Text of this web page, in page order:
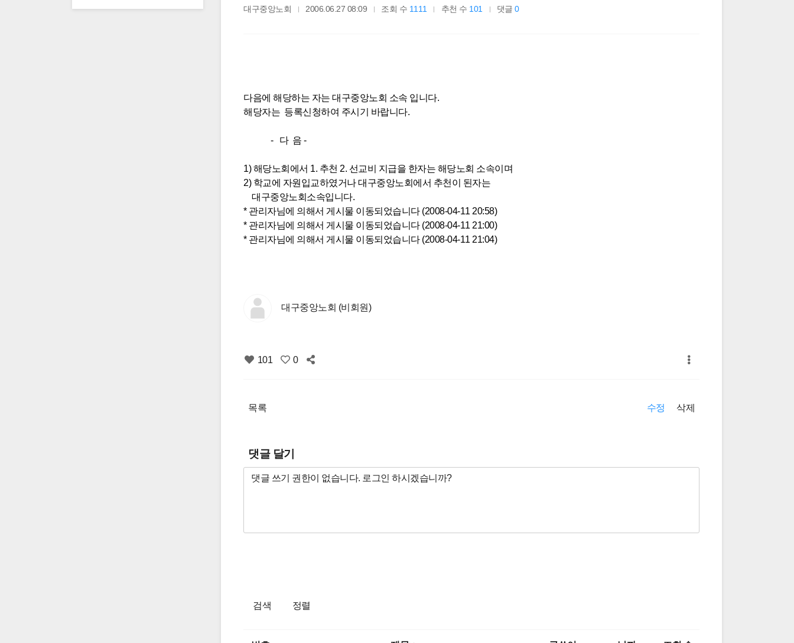
대구중앙노회 2006.06.27 08:09 조회 수 1111 추천 수 101 댓글0
다음에 해당하는 자는 대구중앙노회 소속 입니다.
해당자는 등록신청하여 주시기 바랍니다.
- 다 음 -
1) 해당노회에서 1. 추천 2. 선교비 지급을 한자는 해당노회 소속이며
2) 학교에 자원입교하였거나 대구중앙노회에서 추천이 된자는
대구중앙노회소속입니다.
* 관리자님에 의해서 게시물 이동되었습니다 (2008-04-11 20:58)
* 관리자님에 의해서 게시물 이동되었습니다 (2008-04-11 21:00)
* 관리자님에 의해서 게시물 이동되었습니다 (2008-04-11 21:04)
대구중앙노회 (비회원)
101 0
목록 수정 삭제
댓글 달기
검색 정렬